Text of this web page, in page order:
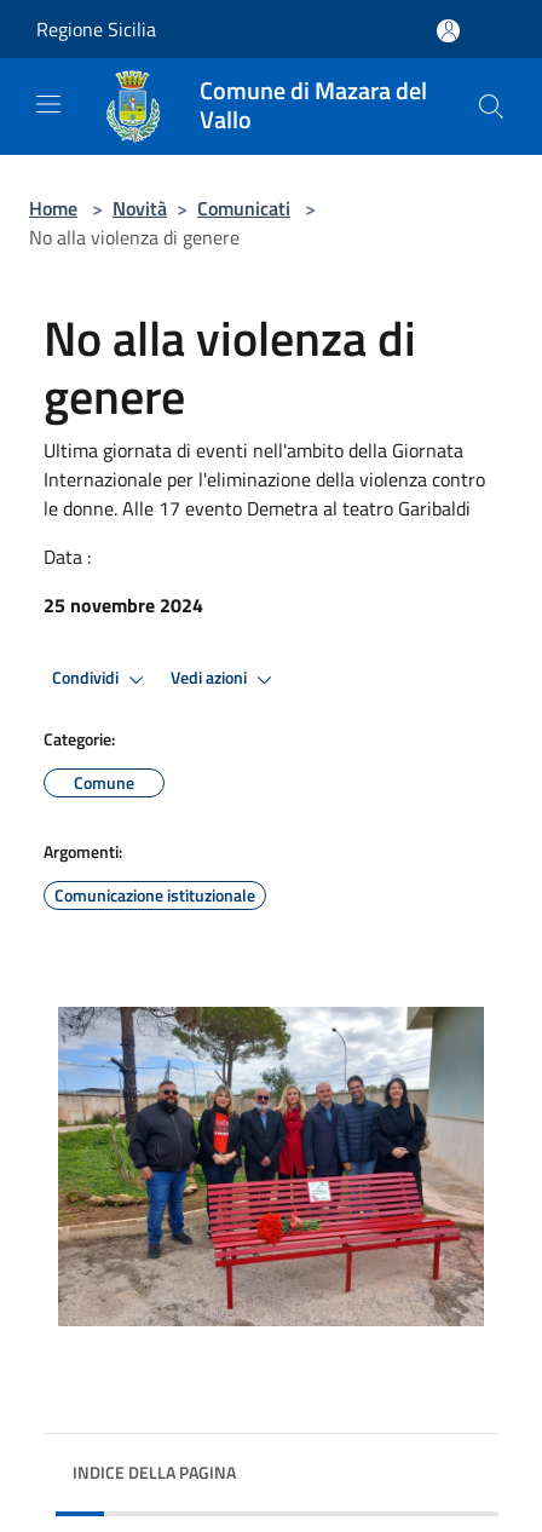
Regione Sicilia
Comune di Mazara del
Vallo
Home > Novità > Comunicati >
No alla violenza di genere
No alla violenza di
genere
Ultima giornata di eventi nell'ambito della Giornata
Internazionale per l'eliminazione della violenza contro
le donne. Alle 17 evento Demetra al teatro Garibaldi
Data :
25 novembre 2024
Condividi Vedi azioni
Categorie:
Comune
Argomenti:
Comunicazione istituzionale
INDICE DELLA PAGINA